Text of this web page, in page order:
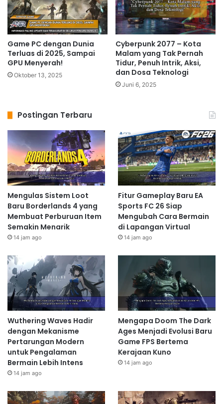
Game PC dengan Dunia
Terluas di 2025, Sampai
GPU Menyerah!
Oktober 13, 2025
Cyberpunk 2077 – Kota
Malam yang Tak Pernah
Tidur, Penuh Intrik, Aksi,
dan Dosa Teknologi
Juni 6, 2025
Postingan Terbaru
Mengulas Sistem Loot
Baru Borderlands 4 yang
Membuat Perburuan Item
Semakin Menarik
14 jam ago
Fitur Gameplay Baru EA
Sports FC 26 Siap
Mengubah Cara Bermain
di Lapangan Virtual
14 jam ago
Wuthering Waves Hadir
dengan Mekanisme
Pertarungan Modern
untuk Pengalaman
Bermain Lebih Intens
14 jam ago
Mengapa Doom The Dark
Ages Menjadi Evolusi Baru
Game FPS Bertema
Kerajaan Kuno
14 jam ago